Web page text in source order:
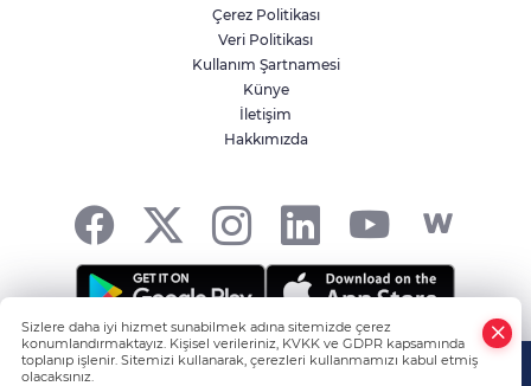
Osmangazi Belediyesi istihdama köprü
olmayı sürdürüyor
Yıldırım’da çocuklar yazı bilim ve sanatla
değerlendiriyor
Çerez Politikası
Veri Politikası
Kullanım Şartnamesi
Künye
İletişim
Hakkımızda
HABER YAZILIMIve TURKTICARET.NET projesidir Copyright© 2006-
Sizlere daha iyi hizmet sunabilmek adına sitemizde çerez
konumlandırmaktayız. Kişisel verileriniz, KVKK ve GDPR kapsamında
toplanıp işlenir. Sitemizi kullanarak, çerezleri kullanmamızı kabul etmiş
olacaksınız.